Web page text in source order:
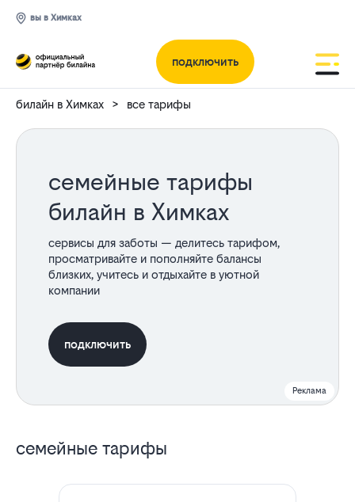
вы в Химках
подключить
билайн в Химках все тарифы
семейные тарифы
билайн в Химках
сервисы для заботы — делитесь тарифом,
просматривайте и пополняйте балансы
близких, учитесь и отдыхайте в уютной
компании
подключить
Реклама
семейные тарифы
Все
тарифы